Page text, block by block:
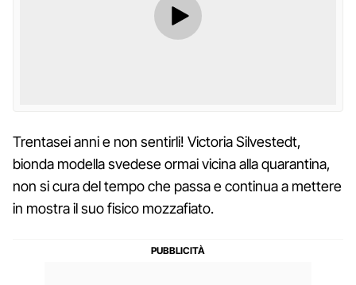
Trentasei anni e non sentirli! Victoria Silvestedt,
bionda modella svedese ormai vicina alla quarantina,
non si cura del tempo che passa e continua a mettere
in mostra il suo fisico mozzafiato.